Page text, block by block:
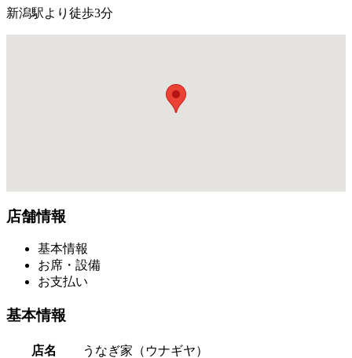
新潟駅より徒歩3分
店舗情報
基本情報
お席・設備
お支払い
基本情報
店名
うなぎ家（ウナギヤ）